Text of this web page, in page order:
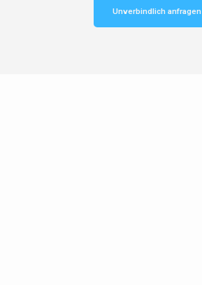
Unverbindlich anfragen